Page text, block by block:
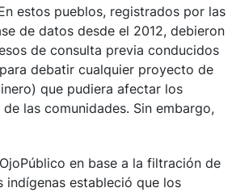
estos pueblos, registrados por las
de datos desde el 2012, debieron
de consulta previa conducidos
debatir cualquier proyecto de
que pudiera afectar los
las comunidades. Sin embargo,
en base a la filtración de
indígenas estableció que los